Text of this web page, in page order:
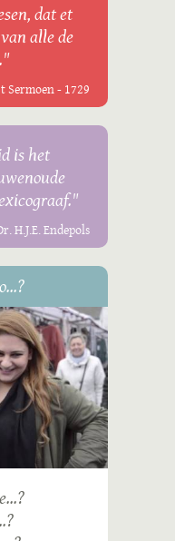
dat et
alle de
Sermoen - 1729
is het
H.J.E. Endepols